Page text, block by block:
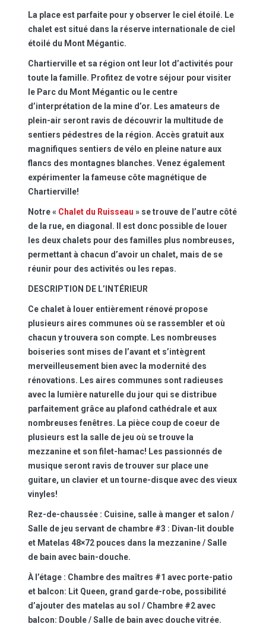
La place est parfaite pour y observer le ciel étoilé. Le
chalet est situé dans la réserve internationale de ciel
étoilé du Mont Mégantic.
Chartierville et sa région ont leur lot d’activités pour
toute la famille. Profitez de votre séjour pour visiter
le Parc du Mont Mégantic ou le centre
d’interprétation de la mine d’or. Les amateurs de
plein-air seront ravis de découvrir la multitude de
sentiers pédestres de la région. Accès gratuit aux
magnifiques sentiers de vélo en pleine nature aux
flancs des montagnes blanches. Venez également
expérimenter la fameuse côte magnétique de
Chartierville!
Notre « Chalet du Ruisseau » se trouve de l’autre côté
de la rue, en diagonal. Il est donc possible de louer
les deux chalets pour des familles plus nombreuses,
permettant à chacun d’avoir un chalet, mais de se
réunir pour des activités ou les repas.
DESCRIPTION DE L’INTÉRIEUR
Ce chalet à louer entièrement rénové propose
plusieurs aires communes où se rassembler et où
chacun y trouvera son compte. Les nombreuses
boiseries sont mises de l’avant et s’intègrent
merveilleusement bien avec la modernité des
rénovations. Les aires communes sont radieuses
avec la lumière naturelle du jour qui se distribue
parfaitement grâce au plafond cathédrale et aux
nombreuses fenêtres. La pièce coup de coeur de
plusieurs est la salle de jeu où se trouve la
mezzanine et son filet-hamac! Les passionnés de
musique seront ravis de trouver sur place une
guitare, un clavier et un tourne-disque avec des vieux
vinyles!
Rez-de-chaussée : Cuisine, salle à manger et salon /
Salle de jeu servant de chambre #3 : Divan-lit double
et Matelas 48×72 pouces dans la mezzanine / Salle
de bain avec bain-douche.
À l’étage : Chambre des maîtres #1 avec porte-patio
et balcon: Lit Queen, grand garde-robe, possibilité
d’ajouter des matelas au sol / Chambre #2 avec
balcon: Double / Salle de bain avec douche vitrée.